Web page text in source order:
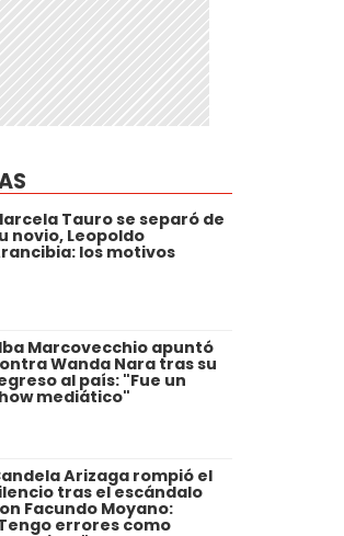
Tauro se separó de
novio, Leopoldo
los motivos
Marcovecchio apuntó
Wanda Nara tras su
al país: "Fue un
mediático"
Arizaga rompió el
tras el escándalo
Facundo Moyano:
errores como